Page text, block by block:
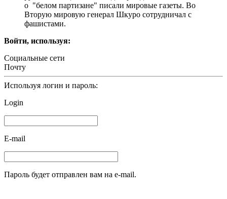
о "белом партизане" писали мировые газеты. Во
Вторую мировую генерал Шкуро сотрудничал с
фашистами.
Войти, используя:
Социальные сети
Почту
Используя логин и пароль:
Login
E-mail
Пароль будет отправлен вам на e-mail.